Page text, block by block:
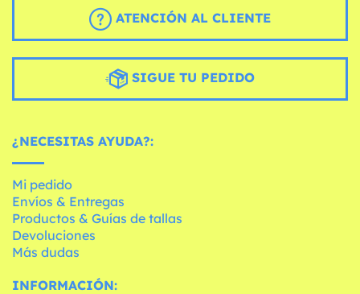
ATENCIÓN AL CLIENTE
SIGUE TU PEDIDO
¿NECESITAS AYUDA?:
Mi pedido
Envíos & Entregas
Productos & Guías de tallas
Devoluciones
Más dudas
INFORMACIÓN: